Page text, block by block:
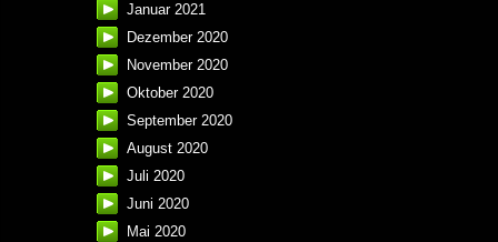
Januar 2021
Dezember 2020
November 2020
Oktober 2020
September 2020
August 2020
Juli 2020
Juni 2020
Mai 2020